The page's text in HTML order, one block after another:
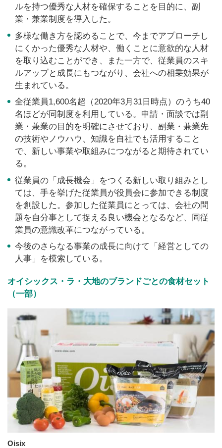
ルを持つ優秀な人材を確保することを目的に、副
業・兼業制度を導入した。
多様な働き方を認めることで、今までアプローチし
にくかった優秀な人材や、働くことに意欲的な人材
を取り込むことができ、また一方で、従業員のスキ
ルアップと成長にもつながり、会社への相乗効果が
生まれている。
全従業員1,600名超（2020年3月31日時点）のうち40
名ほどが同制度を利用している。申請・面談では副
業・兼業の目的を明確にさせており、副業・兼業先
の技術やノウハウ、知識を自社でも活用すること
で、新しい事業や取組みにつながると期待されてい
る。
従業員の「成長機会」をつくる新しい取り組みとし
ては、手を挙げた従業員が役員会に参加できる制度
を創設した。参加した従業員にとっては、会社の問
題を自分事として捉える良い機会となるなど、同従
業員の意識改革につながっている。
今後のさらなる事業の成長に向けて「経営としての
人事」を模索している。
オイシックス・ラ・大地のブランドごとの食材セット
（一部）
Oisix